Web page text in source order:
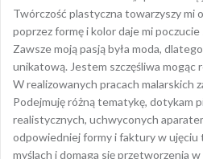
Twórczość plastyczna towarzyszy mi
poprzez formę i kolor daje mi poczucie
Zawsze moją pasją była moda,
unikatową. Jestem szczęśliwa mogąc
W realizowanych pracach malarskich
Podejmuję różną tematykę, dotykam
realistycznych, uchwyconych
odpowiedniej formy i faktury w ujęciu
myślach i domaga się przetworzenia w